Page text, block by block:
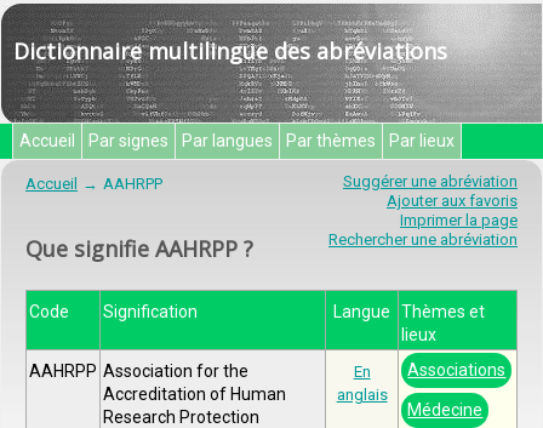
Dictionnaire multilingue des abréviations
Accueil Par signes Par langues Par thèmes Par lieux
Suggérer une abréviation
Ajouter aux favoris
Imprimer la page
Rechercher une abréviation
Accueil AAHRPP
Que signifie AAHRPP ?
Code Signification Langue
Thèmes et
lieux
AAHRPP Association for the
Accreditation of Human
Research Protection
En
anglais
Associations
Médecine